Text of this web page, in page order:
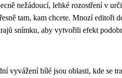
nežádoucí, lehké rozostření v
tam, kam chcete. Mnozí editoři
snímku, aby vytvořili efekt
vyvážení bílé jsou oblasti, kde se